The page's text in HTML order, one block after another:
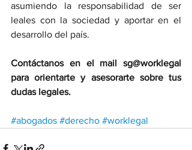
asumiendo la responsabilidad de ser
leales con la sociedad y aportar en el
desarrollo del país.
Contáctanos en el mail sg@worklegal
para orientarte y asesorarte sobre tus
dudas legales.
#abogados #derecho #worklegal